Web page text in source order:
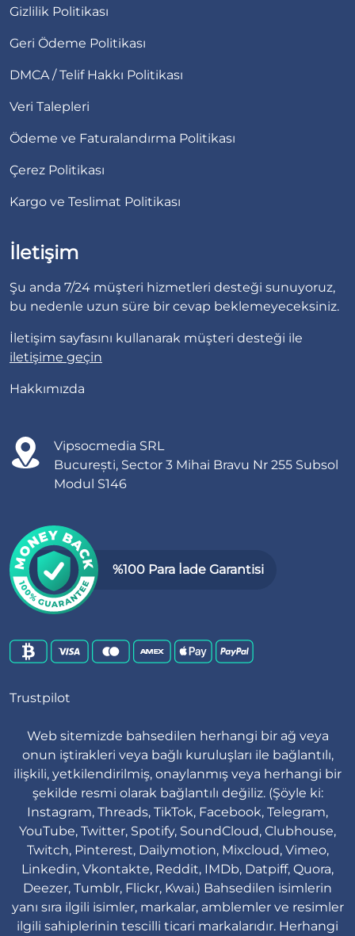
Gizlilik Politikası
Geri Ödeme Politikası
DMCA / Telif Hakkı Politikası
Veri Talepleri
Ödeme ve Faturalandırma Politikası
Çerez Politikası
Kargo ve Teslimat Politikası
İletişim
Şu anda 7/24 müşteri hizmetleri desteği sunuyoruz,
bu nedenle uzun süre bir cevap beklemeyeceksiniz.
İletişim sayfasını kullanarak müşteri desteği ile
iletişime geçin
Hakkımızda
Vipsocmedia SRL
București, Sector 3 Mihai Bravu Nr 255 Subsol
Modul S146
%100 Para İade Garantisi
Web sitemizde bahsedilen herhangi bir ağ veya
onun iştirakleri veya bağlı kuruluşları ile bağlantılı,
ilişkili, yetkilendirilmiş, onaylanmış veya herhangi bir
şekilde resmi olarak bağlantılı değiliz. (Şöyle ki:
Instagram, Threads, TikTok, Facebook, Telegram,
YouTube, Twitter, Spotify, SoundCloud, Clubhouse,